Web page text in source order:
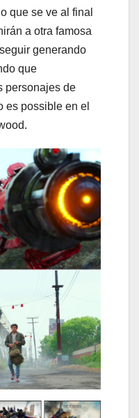
que se ve al final
a otra famosa
generando
que
personajes de
es possible en el